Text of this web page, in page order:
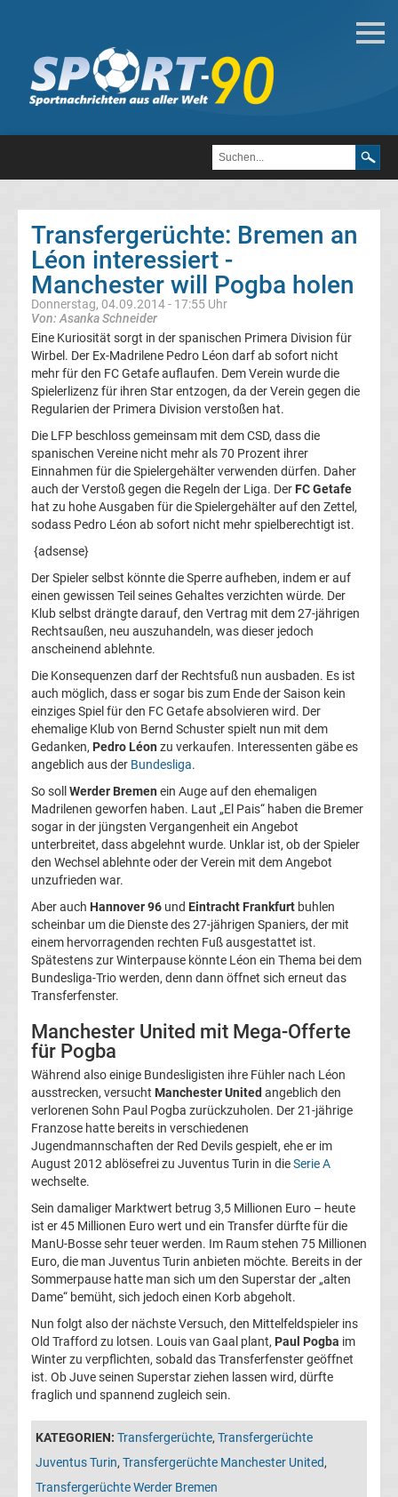
Fußball
Bundesliga
3.
Liga
DFB-
Pokal
League
Europa
League
Europa
Conference
League
Premier
League
La
Liga
Serie
A
Türk.
Süper
Internat.
Fußball
UEFA
Youth
League
Fußball
WM
Fußball
EM
Transfergerüchte: Bremen an
Léon interessiert -
Manchester will Pogba holen
Donnerstag, 04.09.2014 - 17:55 Uhr
Von: Asanka Schneider
Eine Kuriosität sorgt in der spanischen Primera Division für
Wirbel. Der Ex-Madrilene Pedro Léon darf ab sofort nicht
mehr für den FC Getafe auflaufen. Dem Verein wurde die
Spielerlizenz für ihren Star entzogen, da der Verein gegen die
Regularien der Primera Division verstoßen hat.
Die LFP beschloss gemeinsam mit dem CSD, dass die
spanischen Vereine nicht mehr als 70 Prozent ihrer
Einnahmen für die Spielergehälter verwenden dürfen. Daher
auch der Verstoß gegen die Regeln der Liga. Der FC Getafe
hat zu hohe Ausgaben für die Spielergehälter auf den Zettel,
sodass Pedro Léon ab sofort nicht mehr spielberechtigt ist.
{adsense}
Der Spieler selbst könnte die Sperre aufheben, indem er auf
einen gewissen Teil seines Gehaltes verzichten würde. Der
Klub selbst drängte darauf, den Vertrag mit dem 27-jährigen
Rechtsaußen, neu auszuhandeln, was dieser jedoch
anscheinend ablehnte.
Die Konsequenzen darf der Rechtsfuß nun ausbaden. Es ist
auch möglich, dass er sogar bis zum Ende der Saison kein
einziges Spiel für den FC Getafe absolvieren wird. Der
ehemalige Klub von Bernd Schuster spielt nun mit dem
Gedanken, Pedro Léon zu verkaufen. Interessenten gäbe es
angeblich aus der Bundesliga.
So soll Werder Bremen ein Auge auf den ehemaligen
Madrilenen geworfen haben. Laut „El Pais“ haben die Bremer
sogar in der jüngsten Vergangenheit ein Angebot
unterbreitet, dass abgelehnt wurde. Unklar ist, ob der Spieler
den Wechsel ablehnte oder der Verein mit dem Angebot
unzufrieden war.
Aber auch Hannover 96 und Eintracht Frankfurt buhlen
scheinbar um die Dienste des 27-jährigen Spaniers, der mit
einem hervorragenden rechten Fuß ausgestattet ist.
Spätestens zur Winterpause könnte Léon ein Thema bei dem
Bundesliga-Trio werden, denn dann öffnet sich erneut das
Transferfenster.
Manchester United mit Mega-Offerte
für Pogba
Während also einige Bundesligisten ihre Fühler nach Léon
ausstrecken, versucht Manchester United angeblich den
verlorenen Sohn Paul Pogba zurückzuholen. Der 21-jährige
Franzose hatte bereits in verschiedenen
Jugendmannschaften der Red Devils gespielt, ehe er im
August 2012 ablösefrei zu Juventus Turin in dieSerie A
wechselte.
Sein damaliger Marktwert betrug 3,5 Millionen Euro – heute
ist er 45 Millionen Euro wert und ein Transfer dürfte für die
ManU-Bosse sehr teuer werden. Im Raum stehen 75 Millionen
Euro, die man Juventus Turin anbieten möchte. Bereits in der
Sommerpause hatte man sich um den Superstar der „alten
Dame“ bemüht, sich jedoch einen Korb abgeholt.
Nun folgt also der nächste Versuch, den Mittelfeldspieler ins
Old Trafford zu lotsen. Louis van Gaal plant, Paul Pogba im
Winter zu verpflichten, sobald das Transferfenster geöffnet
ist. Ob Juve seinen Superstar ziehen lassen wird, dürfte
fraglich und spannend zugleich sein.
KATEGORIEN: Transfergerüchte, Transfergerüchte
Juventus Turin, Transfergerüchte Manchester United,
Transfergerüchte Werder Bremen